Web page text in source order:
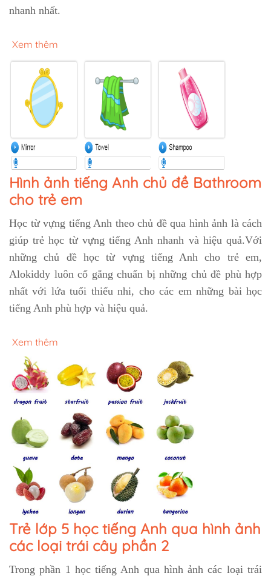
nhanh nhất.
Xem thêm
Hình ảnh tiếng Anh chủ đề Bathroom
cho trẻ em
Học từ vựng tiếng Anh theo chủ đề qua hình ảnh là cách
giúp trẻ học từ vựng tiếng Anh nhanh và hiệu quả.Với
những chủ đề học từ vựng tiếng Anh cho trẻ em,
Alokiddy luôn cố gắng chuẩn bị những chủ đề phù hợp
nhất với lứa tuổi thiếu nhi, cho các em những bài học
tiếng Anh phù hợp và hiệu quả.
Xem thêm
Trẻ lớp 5 học tiếng Anh qua hình ảnh
các loại trái cây phần 2
Trong phần 1 học tiếng Anh qua hình ảnh các loại trái